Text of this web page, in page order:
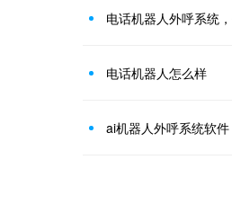
电话机器人外呼系统
电话机器人怎么样
ai机器人外呼系统软